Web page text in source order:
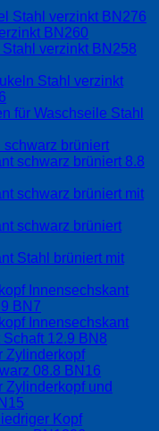
Stahl verzinkt BN276
BN260
verzinkt BN258
Stahl verzinkt
für Waschseile Stahl
schwarz brüniert
schwarz brüniert 8.8
schwarz brüniert mit
schwarz brüniert
Stahl brüniert mit
Innensechskant
BN7
Innensechskant
12.9 BN8
Zylinderkopf
08.8 BN16
Zylinderkopf und
Kopf